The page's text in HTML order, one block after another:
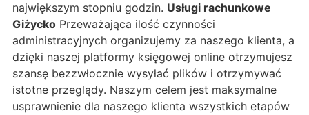
największym stopniu godzin. Usługi rachunkowe
Giżycko Przeważająca ilość czynności
administracyjnych organizujemy za naszego klienta, a
dzięki naszej platformy księgowej online otrzymujesz
szansę bezzwłocznie wysyłać plików i otrzymywać
istotne przeglądy. Naszym celem jest maksymalne
usprawnienie dla naszego klienta wszystkich etapów